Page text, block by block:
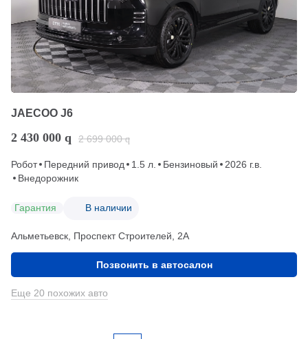
JAECOO J6
2 430 000 q 2 699 000 q
Робот Передний привод 1.5 л. Бензиновый
2026 г.в.
Внедорожник
Гарантия В наличии
Альметьевск, Проспект Строителей, 2А
Позвонить в автосалон
Еще 20 похожих авто